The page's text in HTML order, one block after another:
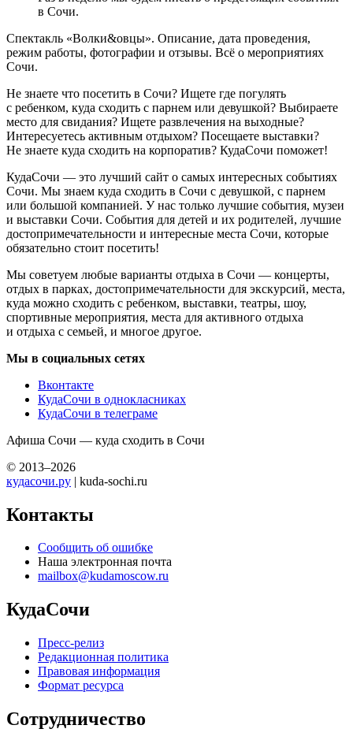
в Сочи.
Спектакль «Волки&овцы». Описание, дата проведения,
режим работы, фотографии и отзывы. Всё о мероприятиях
Сочи.
Не знаете что посетить в Сочи? Ищете где погулять
с ребенком, куда сходить с парнем или девушкой? Выбираете
место для свидания? Ищете развлечения на выходные?
Интересуетесь активным отдыхом? Посещаете выставки?
Не знаете куда сходить на корпоратив? КудаСочи поможет!
КудаСочи — это лучший сайт о самых интересных событиях
Сочи. Мы знаем куда сходить в Сочи с девушкой, с парнем
или большой компанией. У нас только лучшие события, музеи
и выставки Сочи. События для детей и их родителей, лучшие
достопримечательности и интересные места Сочи, которые
обязательно стоит посетить!
Мы советуем любые варианты отдыха в Сочи — концерты,
отдых в парках, достопримечательности для экскурсий, места,
куда можно сходить с ребенком, выставки, театры, шоу,
спортивные мероприятия, места для активного отдыха
и отдыха с семьей, и многое другое.
Мы в социальных сетях
Вконтакте
КудаСочи в однокласниках
КудаСочи в телеграме
Афиша Сочи — куда сходить в Сочи
© 2013–2026
кудасочи.ру | kuda-sochi.ru
Контакты
Сообщить об ошибке
Наша электронная почта
mailbox@kudamoscow.ru
КудаСочи
Пресс-релиз
Редакционная политика
Правовая информация
Формат ресурса
Сотрудничество